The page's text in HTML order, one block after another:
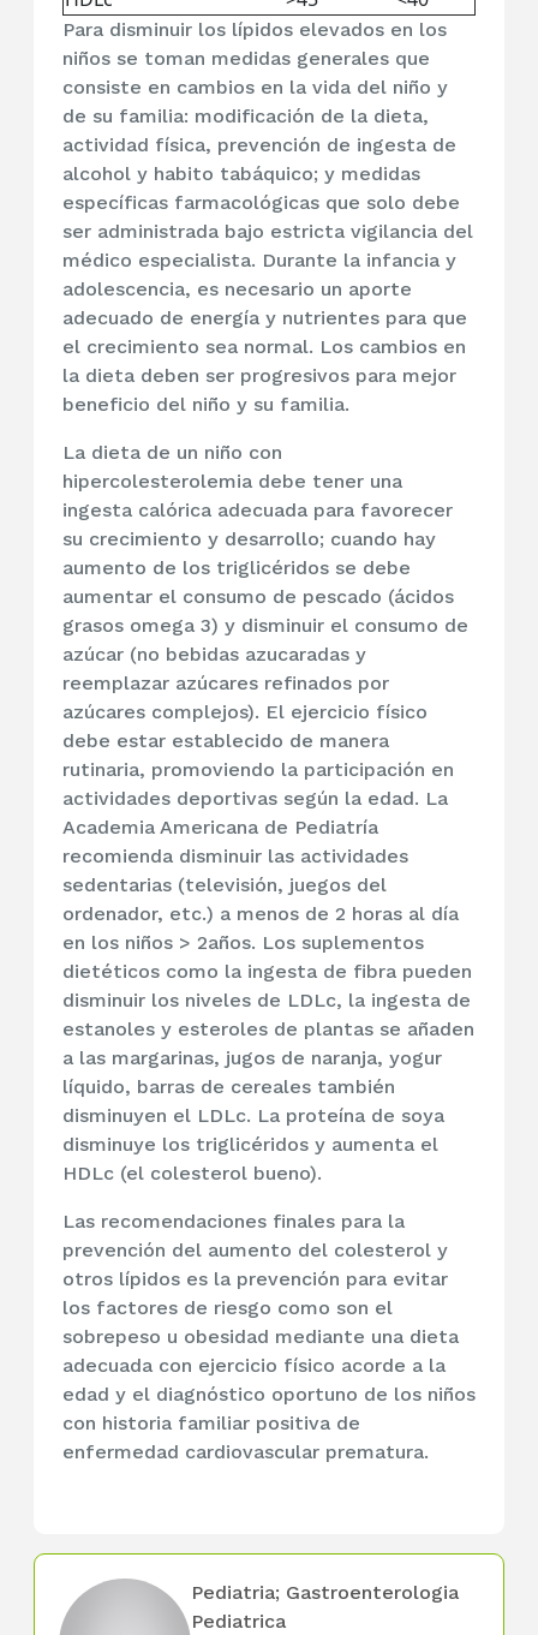
Para disminuir los lípidos elevados en los
niños se toman medidas generales que
consiste en cambios en la vida del niño y
de su familia: modificación de la dieta,
actividad física, prevención de ingesta de
alcohol y habito tabáquico; y medidas
específicas farmacológicas que solo debe
ser administrada bajo estricta vigilancia del
médico especialista. Durante la infancia y
adolescencia, es necesario un aporte
adecuado de energía y nutrientes para que
el crecimiento sea normal. Los cambios en
la dieta deben ser progresivos para mejor
beneficio del niño y su familia.
La dieta de un niño con
hipercolesterolemia debe tener una
ingesta calórica adecuada para favorecer
su crecimiento y desarrollo; cuando hay
aumento de los triglicéridos se debe
aumentar el consumo de pescado (ácidos
grasos omega 3) y disminuir el consumo de
azúcar (no bebidas azucaradas y
reemplazar azúcares refinados por
azúcares complejos). El ejercicio físico
debe estar establecido de manera
rutinaria, promoviendo la participación en
actividades deportivas según la edad. La
Academia Americana de Pediatría
recomienda disminuir las actividades
sedentarias (televisión, juegos del
ordenador, etc.) a menos de 2 horas al día
en los niños > 2años. Los suplementos
dietéticos como la ingesta de fibra pueden
disminuir los niveles de LDLc, la ingesta de
estanoles y esteroles de plantas se añaden
a las margarinas, jugos de naranja, yogur
líquido, barras de cereales también
disminuyen el LDLc. La proteína de soya
disminuye los triglicéridos y aumenta el
HDLc (el colesterol bueno).
Las recomendaciones finales para la
prevención del aumento del colesterol y
otros lípidos es la prevención para evitar
los factores de riesgo como son el
sobrepeso u obesidad mediante una dieta
adecuada con ejercicio físico acorde a la
edad y el diagnóstico oportuno de los niños
con historia familiar positiva de
enfermedad cardiovascular prematura.
Pediatria; Gastroenterologia
Pediatrica